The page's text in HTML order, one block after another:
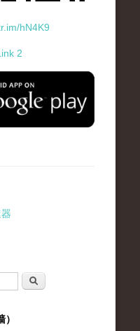
hN4K9
2
app-store.png
搜索